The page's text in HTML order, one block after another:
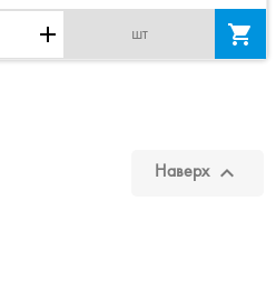
add шт 
Наверх 